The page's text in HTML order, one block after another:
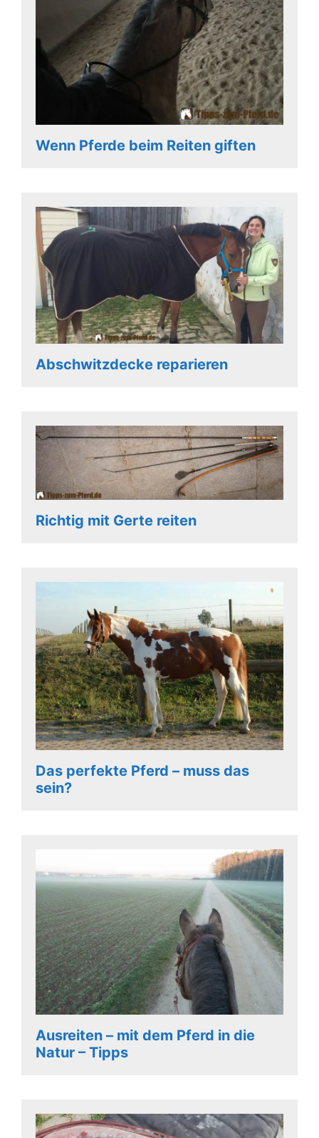
Wenn Pferde beim Reiten giften
Abschwitzdecke reparieren
Richtig mit Gerte reiten
Das perfekte Pferd – muss das
sein?
Ausreiten – mit dem Pferd in die
Natur – Tipps